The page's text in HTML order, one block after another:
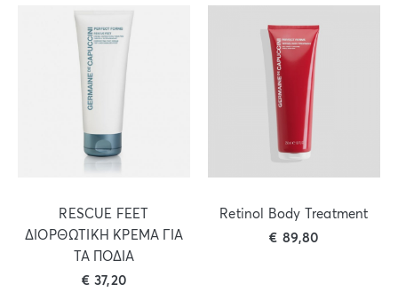
RESCUE FEET
ΔΙΟΡΘΩΤΙΚΗ ΚΡΕΜΑ ΓΙΑ
ΤΑ ΠΟΔΙΑ
€ 37,20
Retinol Body Treatment
€ 89,80